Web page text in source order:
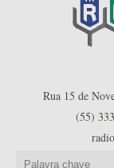
Rua 15 de
(55)